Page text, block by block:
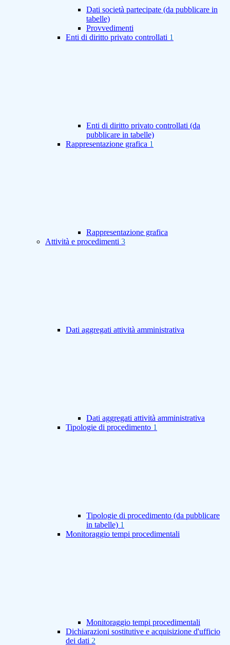
Dati società partecipate (da pubblicare in
tabelle)
Provvedimenti
Enti di diritto privato controllati 1
Enti di diritto privato controllati (da
pubblicare in tabelle)
Rappresentazione grafica 1
Rappresentazione grafica
Attività e procedimenti 3
Dati aggregati attività amministrativa
Dati aggregati attività amministrativa
Tipologie di procedimento 1
Tipologie di procedimento (da pubblicare
in tabelle) 1
Monitoraggio tempi procedimentali
Monitoraggio tempi procedimentali
Dichiarazioni sostitutive e acquisizione d'ufficio
dei dati 2